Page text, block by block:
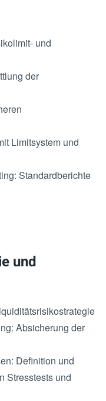
und
der
Limitsystem und
Standardberichte
und
Absicherung der
Definition und
Stresstests und